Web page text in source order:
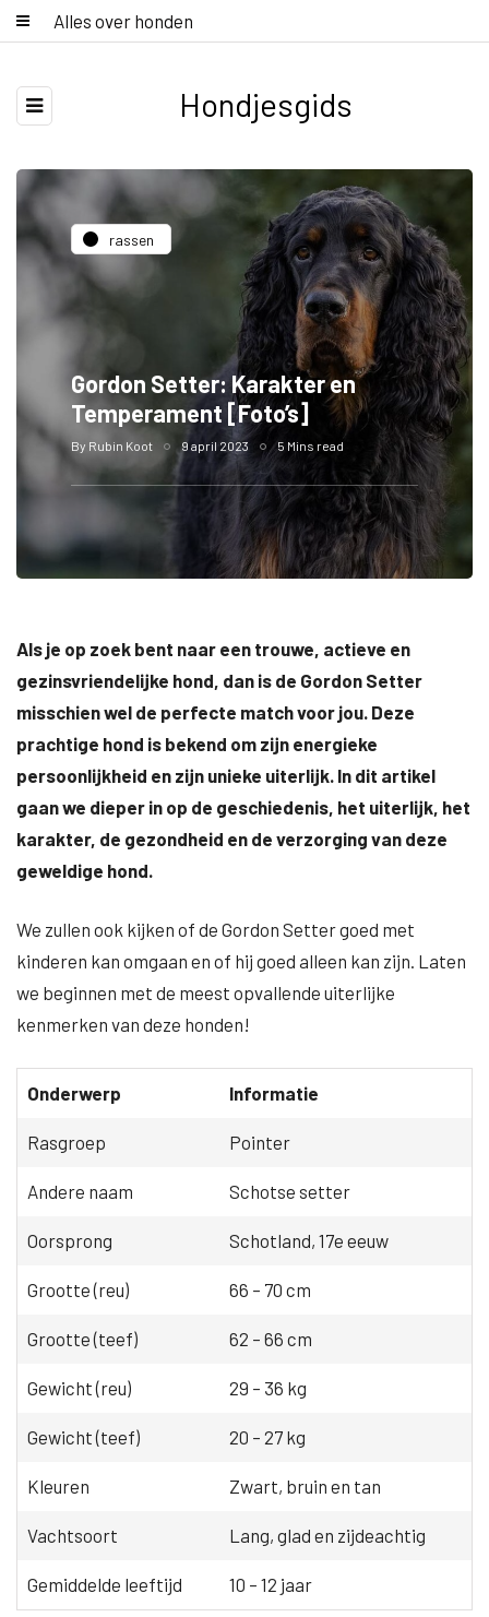
Alles over honden
Hondjesgids
rassen
Gordon Setter: Karakter en
Temperament [Foto’s]
By Rubin Koot 9 april 2023 5 Mins read
Als je op zoek bent naar een trouwe, actieve en
gezinsvriendelijke hond, dan is de Gordon Setter
misschien wel de perfecte match voor jou. Deze
prachtige hond is bekend om zijn energieke
persoonlijkheid en zijn unieke uiterlijk. In dit artikel
gaan we dieper in op de geschiedenis, het uiterlijk, het
karakter, de gezondheid en de verzorging van deze
geweldige hond.
We zullen ook kijken of de Gordon Setter goed met
kinderen kan omgaan en of hij goed alleen kan zijn. Laten
we beginnen met de meest opvallende uiterlijke
kenmerken van deze honden!
Onderwerp Informatie
Rasgroep Pointer
Andere naam Schotse setter
Oorsprong Schotland, 17e eeuw
Grootte (reu) 66 – 70 cm
Grootte (teef) 62 – 66 cm
Gewicht (reu) 29 – 36 kg
Gewicht (teef) 20 – 27 kg
Kleuren Zwart, bruin en tan
Vachtsoort Lang, glad en zijdeachtig
Gemiddelde leeftijd 10 – 12 jaar